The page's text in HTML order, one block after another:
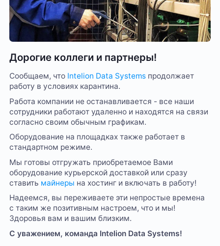
Дорогие коллеги и партнеры!
Сообщаем, что Intelion Data Systems продолжает
работу в условиях карантина.
Работа компании не останавливается - все наши
сотрудники работают удаленно и находятся на связи
согласно своим обычным графикам.
Оборудование на площадках также работает в
стандартном режиме.
Мы готовы отгружать приобретаемое Вами
оборудование курьерской доставкой или сразу
ставить майнеры на хостинг и включать в работу!
Надеемся, вы переживаете эти непростые времена
с таким же позитивным настроем, что и мы!
Здоровья вам и вашим близким.
С уважением, команда Intelion Data Systems!